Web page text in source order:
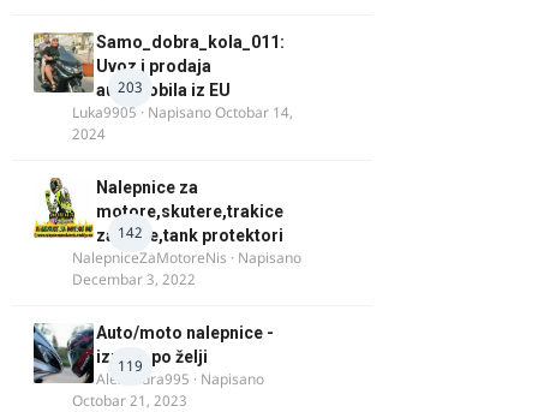
203
Samo_dobra_kola_011:
Uvoz i prodaja
automobila iz EU
Luka9905 · NapisanoOctobar 14,
2024
142
Nalepnice za
motore,skutere,trakice
za felne,tank protektori
NalepniceZaMotoreNis · Napisano
Decembar 3, 2022
119
Auto/moto nalepnice -
izrada po želji
Alexandra995 · Napisano
Octobar 21, 2023